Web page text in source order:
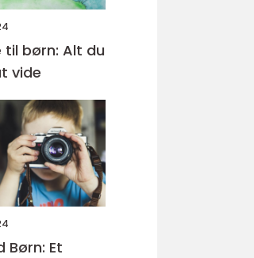
til børn: Alt du
vide
Børn: Et